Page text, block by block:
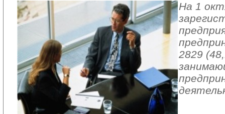
На 1
2829